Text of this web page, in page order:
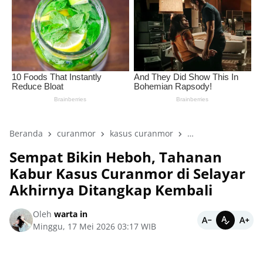
Beranda curanmor kasus curanmor Kepulauan Selayar
Sempat Bikin Heboh, Tahanan
Kabur Kasus Curanmor di Selayar
Akhirnya Ditangkap Kembali
Oleh warta in
Minggu, 17 Mei 2026 03:17 WIB